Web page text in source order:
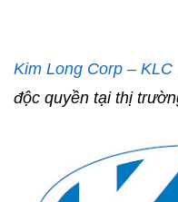
Kim Long Corp – KLC
độc quyền tại thị